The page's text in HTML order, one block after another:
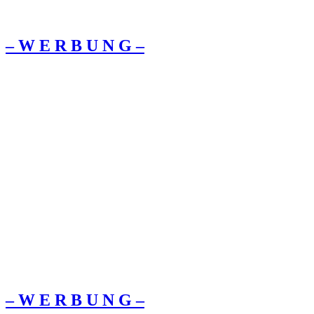
– W Ε R Β U Ν G –
– W Ε R Β U Ν G –